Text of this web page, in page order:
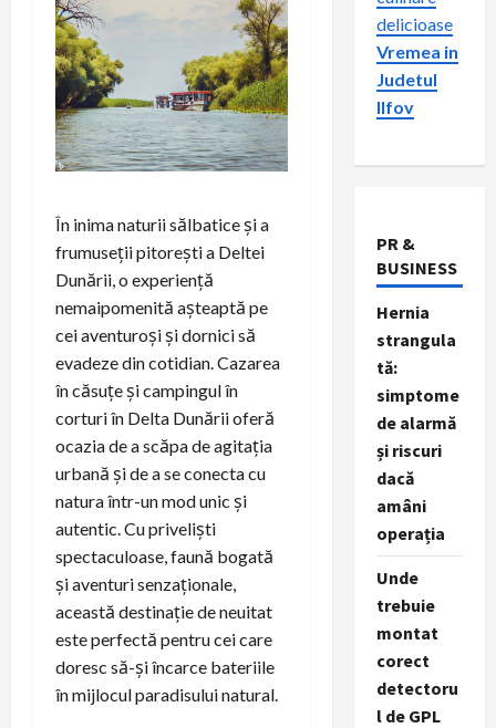
În inima naturii sălbatice și a
frumuseții pitorești a Deltei
Dunării, o experiență
nemaipomenită așteaptă pe
cei aventuroși și dornici să
evadeze din cotidian. Cazarea
în căsuțe și campingul în
corturi în Delta Dunării oferă
ocazia de a scăpa de agitația
urbană și de a se conecta cu
natura într-un mod unic și
autentic. Cu priveliști
spectaculoase, faună bogată
și aventuri senzaționale,
această destinație de neuitat
este perfectă pentru cei care
doresc să-și încarce bateriile
în mijlocul paradisului natural.
delicioase
Vremea in
Judetul
Ilfov
PR &
BUSINESS
Hernia
strangula
tă:
simptome
de alarmă
și riscuri
dacă
amâni
operația
Unde
trebuie
montat
corect
detectoru
l de GPL